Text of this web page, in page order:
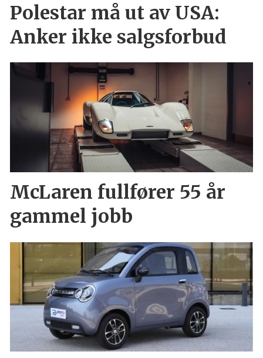
Polestar må ut av USA:
Anker ikke salgsforbud
McLaren fullfører 55 år
gammel jobb